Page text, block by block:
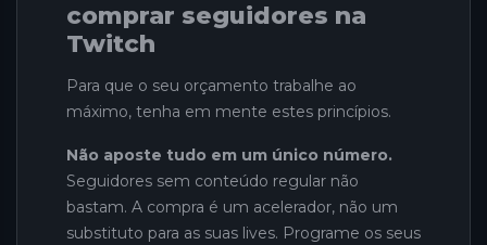
comprar seguidores na
Twitch
Para que o seu orçamento trabalhe ao
máximo, tenha em mente estes princípios.
Não aposte tudo em um único número.
Seguidores sem conteúdo regular não
bastam. A compra é um acelerador, não um
substituto para as suas lives. Programe os seus